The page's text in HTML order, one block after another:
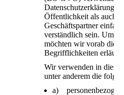
Datenschutzerklärung
Öffentlichkeit als auch
Geschäftspartner
verständlich sein. Um
möchten wir vorab die
Begrifflichkeiten
Wir verwenden in
unter anderem die
a)